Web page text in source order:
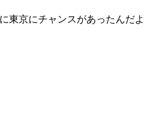
東京にチャンスがあったんだよ